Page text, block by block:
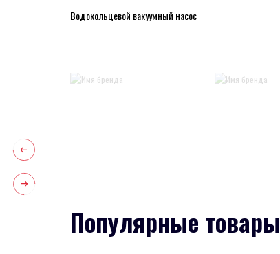
Водокольцевой вакуумный насос
Популярные товары